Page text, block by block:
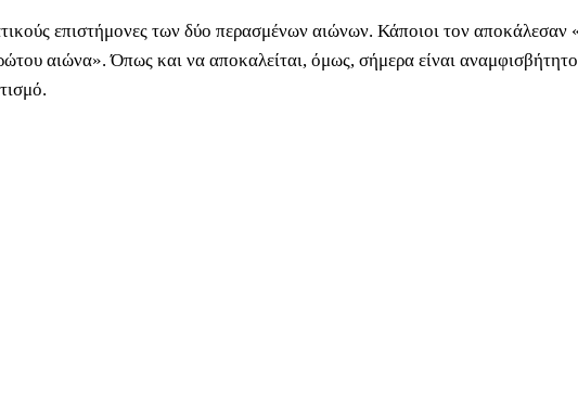
επιστήμονες των δύο περασμένων αιώνων. Κάποιοι τον αποκάλεσαν
αιώνα». Όπως και να αποκαλείται, όμως, σήμερα είναι